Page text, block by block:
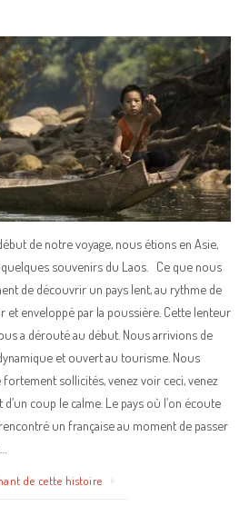
de notre voyage, nous étions en Asie,
souvenirs du Laos. Ce que nous
de découvrir un pays lent, au rythme de
et enveloppé par la poussière. Cette lenteur
a dérouté au début. Nous arrivions de
et ouvert au tourisme. Nous
sollicités, venez voir ceci, venez
coup le calme. Le pays où l’on écoute
un française au moment de passer
de cette histoire